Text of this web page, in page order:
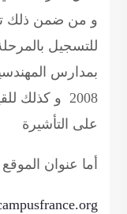
و من ضمن ذلك
للتسجيل
2008 و كذلك
على التأشيرة
أما عنوان الموقع